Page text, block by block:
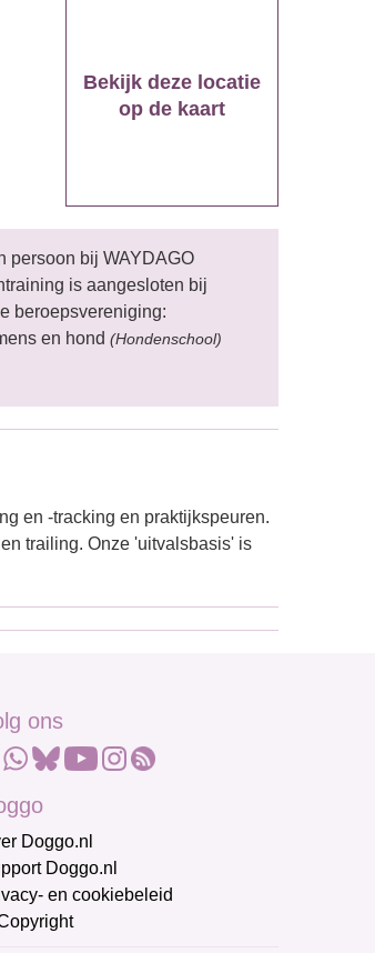
Bekijk deze locatie
op de kaart
persoon bij WAYDAGO
is aangesloten bij
beroepsvereniging:
en hond (Hondenschool)
en -tracking en praktijkspeuren.
trailing. Onze 'uitvalsbasis' is
ons
Doggo.nl
Doggo.nl
en cookiebeleid